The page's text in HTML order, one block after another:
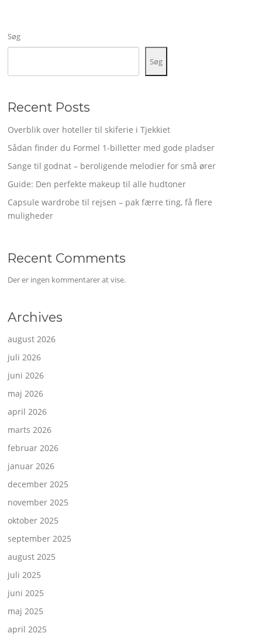
Søg
Søg
Recent Posts
Overblik over hoteller til skiferie i Tjekkiet
Sådan finder du Formel 1-billetter med gode pladser
Sange til godnat – beroligende melodier for små ører
Guide: Den perfekte makeup til alle hudtoner
Capsule wardrobe til rejsen – pak færre ting, få flere
muligheder
Recent Comments
Der er ingen kommentarer at vise.
Archives
august 2026
juli 2026
juni 2026
maj 2026
april 2026
marts 2026
februar 2026
januar 2026
december 2025
november 2025
oktober 2025
september 2025
august 2025
juli 2025
juni 2025
maj 2025
april 2025